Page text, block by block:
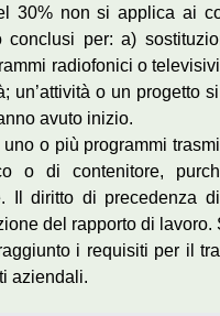
30% non si applica ai
conclusi per: a)
radiofonici o
un’attività o un progetto
avuto inizio.
o più programmi
o di contenitore,
Il diritto di precedenza
del rapporto di
i requisiti per il
aziendali.